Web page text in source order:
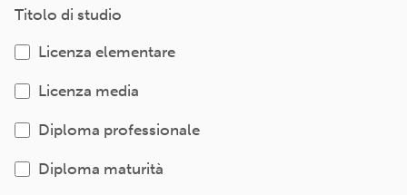
Titolo di studio
Licenza elementare
Licenza media
Diploma professionale
Diploma maturità